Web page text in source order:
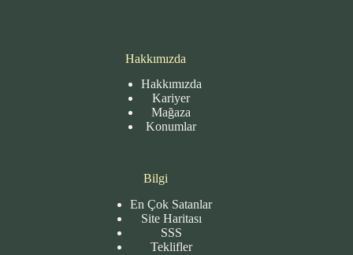
Hakkımızda
Hakkımızda
Kariyer
Mağaza
Konumlar
Bilgi
En Çok Satanlar
Site Haritası
SSS
Teklifler